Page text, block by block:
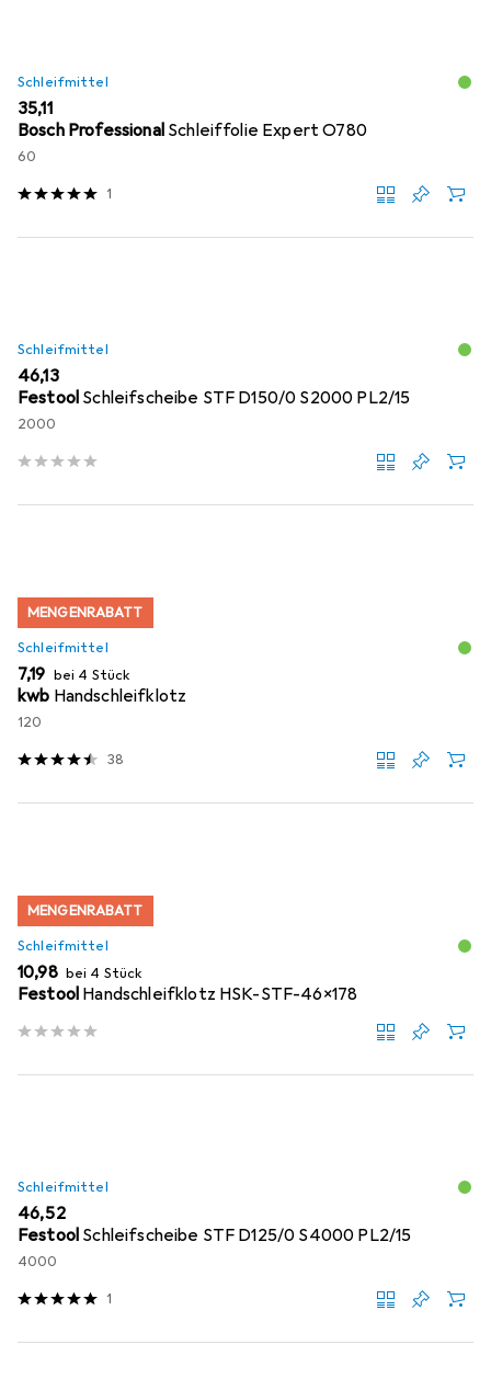
Schleifmittel
EUR
35,11
Bosch Professional Schleiffolie Expert O780
60
1
Schleifmittel
EUR
46,13
Festool Schleifscheibe STF D150/0 S2000 PL2/15
2000
MENGENRABATT
Schleifmittel
EUR
7,19 bei 4 Stück
kwb Handschleifklotz
120
38
MENGENRABATT
Schleifmittel
EUR
10,98 bei 4 Stück
Festool Handschleifklotz HSK-STF-46x178
Schleifmittel
EUR
46,52
Festool Schleifscheibe STF D125/0 S4000 PL2/15
4000
1